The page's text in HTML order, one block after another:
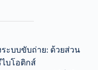
ะบบขับถ่าย: ด้วยส่วน
บโอติกส์